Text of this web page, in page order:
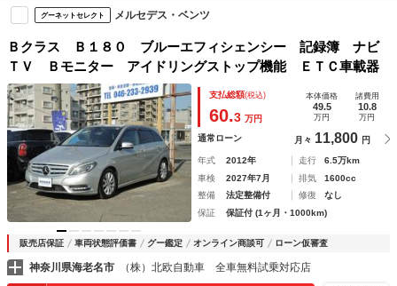
グーネットセレクト メルセデス・ベンツ
Ｂクラス Ｂ１８０ ブルーエフィシェンシー 記録簿 ナビ
ＴＶ Ｂモニター アイドリングストップ機能 ＥＴＣ車載器
支払総額(税込)
60.3 万円
本体価格
49.5
万円
諸費用
10.8
万円
通常ローン 月々 11,800 円
年式 2012年 走行
6.5万km
車検
2027年7月 排気
1600cc
整備
法定整備付 修復
なし
保証
保証付 (1ヶ月・1000km)
販売店保証 車両状態評価書 グー鑑定 オンライン商談可 ローン仮審査
神奈川県海老名市 （株）北欧自動車 全車無料試乗対応店